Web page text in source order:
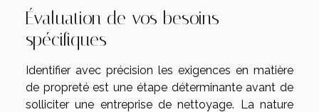
Évaluation de vos besoins
spécifiques
Identifier avec précision les exigences en matière
de propreté est une étape déterminante avant de
solliciter une entreprise de nettoyage. La nature